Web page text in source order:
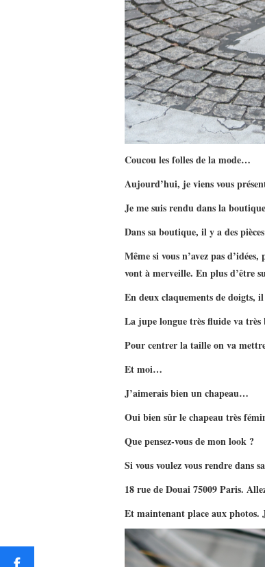
Coucou les folles de la mode…
Aujourd’hui, je viens vous
Je me suis rendu dans la
Dans sa boutique, il y a des
Même si vous n’avez pas
vont à merveille. En plus d’être
En deux claquements de doigts,
La jupe longue très fluide va très
Pour centrer la taille on va
Et moi…
J’aimerais bien un chapeau…
Oui bien sûr le chapeau très
Que pensez-vous de mon look ?
Si vous voulez vous rendre dans
18 rue de Douai 75009 Paris.
Et maintenant place aux photos.